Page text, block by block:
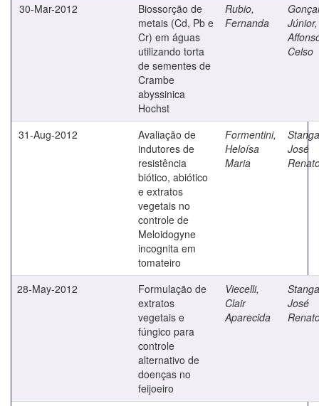
30-Mar-2012
Biossorção de
metais (Cd, Pb e
Cr) em águas
utilizando torta
de sementes de
Crambe
abyssinica
Hochst
Rubio,
Fernanda
Júnior,
Celso
31-Aug-2012
Avaliação de
indutores de
resistência
biótico, abiótico
e extratos
vegetais no
controle de
Meloidogyne
incognita em
tomateiro
Formentini,
Heloísa
Maria
José
28-May-2012
Formulação de
extratos
vegetais e
fúngico para
controle
alternativo de
doenças no
feijoeiro
Viecelli,
Clair
Aparecida
José